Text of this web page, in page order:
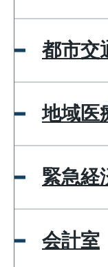
都市交
地域医
緊急経
会計室